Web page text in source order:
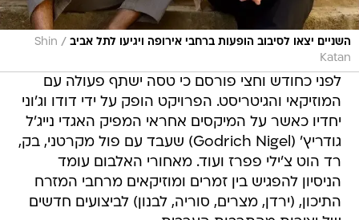
השניים יצאו לסיבוב הופעות ברחבי אירופה ויגיעו לתל אביב /
Shin
Katan
לפני כחודש וחצי פורסם כי טסה ישתף פעולה עם
המוזיקאי והגיטריסט. הפרויקט הופק על ידי דודו וג'וני
יחדיו כאשר על המיקסים אחראי המפיק האגדי נייג'ל
גודריץ' (Godrich Nigel) שעבד עם פול מקרטני, בק,
רד הוט צ'ילי פפרז ועוד. מאחורי האלבום עומד
הניסיון להפגיש בין זמרים ומוזיקאים מרחבי המזרח
התיכון, (ירדן, מצרים, סוריה, לבנון) לביצועים חדשים